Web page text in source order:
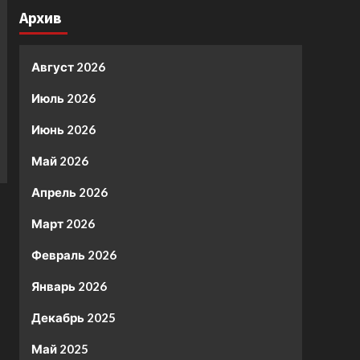
Архив
Август 2026
Июль 2026
Июнь 2026
Май 2026
Апрель 2026
Март 2026
Февраль 2026
Январь 2026
Декабрь 2025
Май 2025